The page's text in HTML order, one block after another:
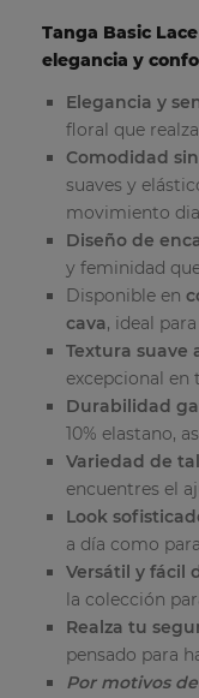
Tanga Basic
elegancia y
Elegancia y
floral que
Comodidad
suaves y
movimiento
Diseño de
y feminidad
Disponible en
cava, ideal
Textura suave
excepcional
Durabilidad
10% elastano,
Variedad de
encuentres el
Look
a día como
Versátil y fácil
la colección
Realza tu
pensado para
Por motivos